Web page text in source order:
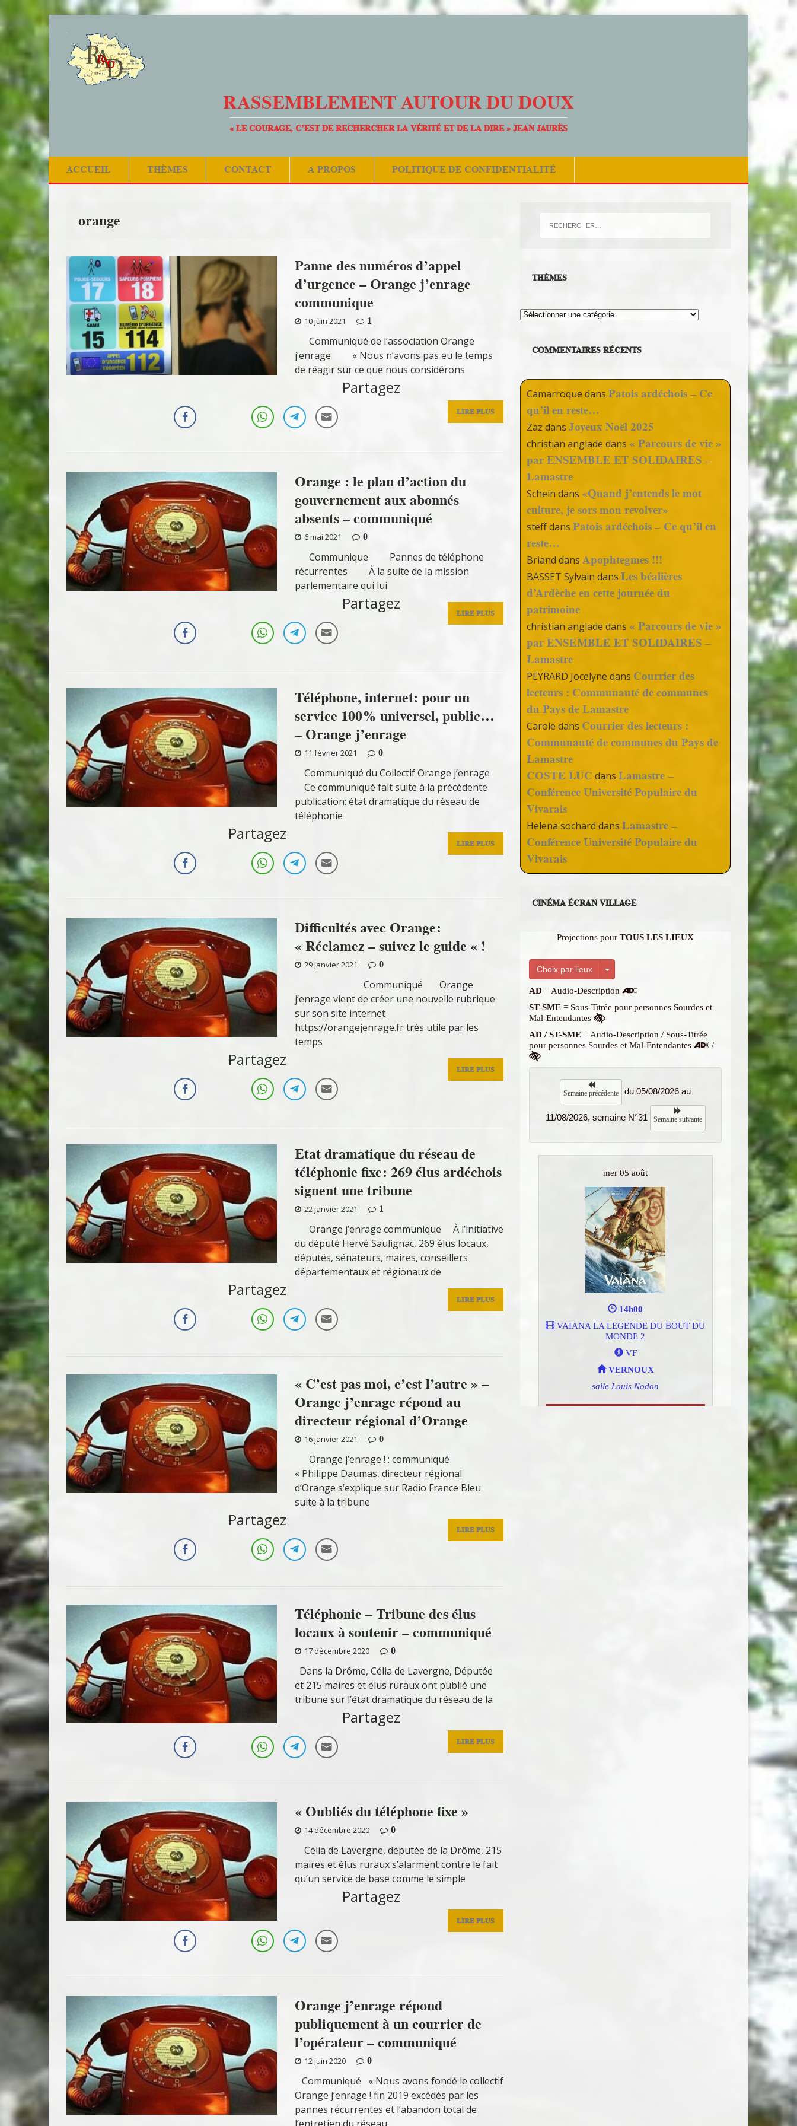
RASSEMBLEMENT AUTOUR DU DOUX
« LE COURAGE, C’EST DE RECHERCHER LA VÉRITÉ ET DE LA DIRE » JEAN JAURÈS
ACCUEIL THÈMES CONTACT A PROPOS POLITIQUE DE CONFIDENTIALITÉ
orange
Panne des numéros d’appel
d’urgence – Orange j’enrage
communique
10 juin 2021
1
Communiqué de l’association Orange
j’enrage « Nous n’avons pas eu le temps
de réagir sur ce que nous considérons
LIRE PLUS
Partagez
Orange : le plan d’action du
gouvernement aux abonnés
absents – communiqué
6 mai 2021
0
Communique Pannes de téléphone
récurrentes À la suite de la mission
parlementaire qui lui
LIRE PLUS
Partagez
Téléphone, internet: pour un
service 100% universel, public…
– Orange j’enrage
11 février 2021
0
Communiqué du Collectif Orange j’enrage
Ce communiqué fait suite à la précédente
publication: état dramatique du réseau de
téléphonie
LIRE PLUS
Partagez
Difficultés avec Orange:
« Réclamez – suivez le guide « !
29 janvier 2021
0
Communiqué Orange
j’enrage vient de créer une nouvelle rubrique
sur son site internet
https://orangejenrage.fr très utile par les
temps
LIRE PLUS
Partagez
Etat dramatique du réseau de
téléphonie fixe: 269 élus ardéchois
signent une tribune
22 janvier 2021
1
Orange j’enrage communique À l’initiative
du député Hervé Saulignac, 269 élus locaux,
députés, sénateurs, maires, conseillers
départementaux et régionaux de
LIRE PLUS
Partagez
« C’est pas moi, c’est l’autre » –
Orange j’enrage répond au
directeur régional d’Orange
16 janvier 2021
0
Orange j’enrage ! : communiqué
« Philippe Daumas, directeur régional
d’Orange s’explique sur Radio France Bleu
suite à la tribune
LIRE PLUS
Partagez
Téléphonie – Tribune des élus
locaux à soutenir – communiqué
17 décembre 2020
0
Dans la Drôme, Célia de Lavergne, Députée
et 215 maires et élus ruraux ont publié une
tribune sur l’état dramatique du réseau de la
LIRE PLUS
Partagez
« Oubliés du téléphone fixe »
14 décembre 2020
0
Célia de Lavergne, députée de la Drôme, 215
maires et élus ruraux s’alarment contre le fait
qu’un service de base comme le simple
LIRE PLUS
Partagez
Orange j’enrage répond
publiquement à un courrier de
l’opérateur – communiqué
12 juin 2020
0
Communiqué « Nous avons fondé le collectif
Orange j’enrage ! fin 2019 excédés par les
pannes récurrentes et l’abandon total de
THÈMES
Thèmes
COMMENTAIRES RÉCENTS
Camarroque dansPatois ardéchois – Ce
qu’il en reste…
Zaz dansJoyeux Noël 2025
christian anglade dans « Parcours de vie »
par ENSEMBLE ET SOLIDAIRES –
Lamastre
Schein dans «Quand j’entends le mot
culture, je sors mon revolver»
steffdansPatois ardéchois – Ce qu’il en
reste…
Briand dansApophtegmes !!!
BASSET Sylvain dansLes béalières
d’Ardèche en cette journée du
patrimoine
christian anglade dans « Parcours de vie »
par ENSEMBLE ET SOLIDAIRES –
Lamastre
PEYRARD Jocelyne dans Courrier des
lecteurs : Communauté de communes
du Pays de Lamastre
Carole dans Courrier des lecteurs :
Communauté de communes du Pays de
Lamastre
COSTE LUC dansLamastre –
Conférence Université Populaire du
Vivarais
Helena sochard dansLamastre –
Conférence Université Populaire du
Vivarais
CINÉMA ÉCRAN VILLAGE